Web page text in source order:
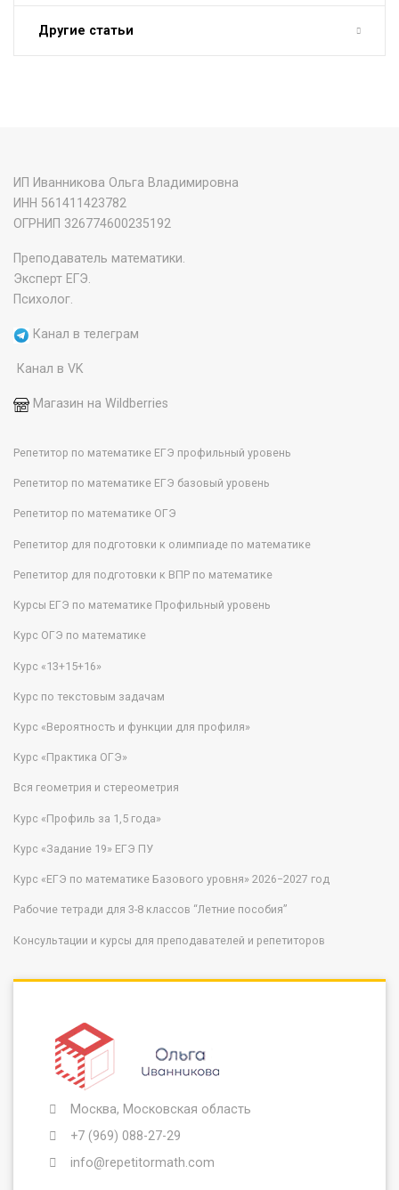
Другие статьи
ИП Иванникова Ольга Владимировна
ИНН 561411423782
‌ОГРНИП 326774600235192
Преподаватель математики.
Эксперт ЕГЭ.
Психолог.
Канал в телеграм
Канал в VK
Магазин на Wildberries
Репетитор по математике ЕГЭ профильный уровень
Репетитор по математике ЕГЭ базовый уровень
Репетитор по математике ОГЭ
Репетитор для подготовки к олимпиаде по математике
Репетитор для подготовки к ВПР по математике
Курсы ЕГЭ по математике Профильный уровень
Курс ОГЭ по математике
Курс «13+15+16»
Курс по текстовым задачам
Курс «Вероятность и функции для профиля»
Курс «Практика ОГЭ»
Вся геометрия и стереометрия
Курс «Профиль за 1,5 года»
Курс «Задание 19» ЕГЭ ПУ
Курс «ЕГЭ по математике Базового уровня» 2026−2027 год
Рабочие тетради для 3-8 классов “Летние пособия”
Консультации и курсы для преподавателей и репетиторов
Москва, Московская область
+7 (969) 088-27-29
info@repetitormath.com